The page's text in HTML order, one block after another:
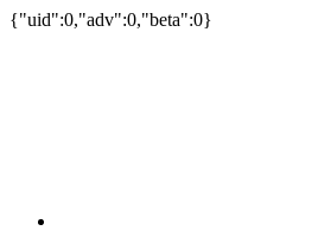
{"uid":0,"adv":0,"beta":0}